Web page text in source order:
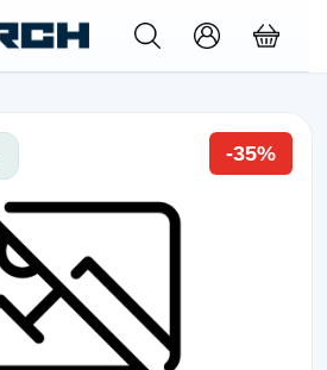
-35%